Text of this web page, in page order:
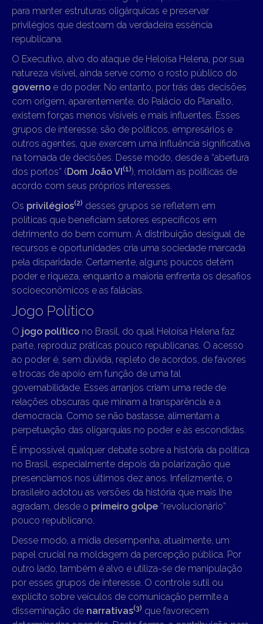
para manter estruturas oligárquicas e preservar
privilégios que destoam da verdadeira essência
republicana.
O Executivo, alvo do ataque de Heloísa Helena, por sua
natureza visível, ainda serve como o rosto público do
governo e do poder. No entanto, por trás das decisões
com origem, aparentemente, do Palácio do Planalto,
existem forças menos visíveis e mais influentes. Esses
grupos de interesse, são de políticos, empresários e
outros agentes, que exercem uma influência significativa
na tomada de decisões. Desse modo, desde a “abertura
dos portos” (Dom João VI(1)), moldam as políticas de
acordo com seus próprios interesses.
Os privilégios(2) desses grupos se refletem em
políticas que beneficiam setores específicos em
detrimento do bem comum. A distribuição desigual de
recursos e oportunidades cria uma sociedade marcada
pela disparidade. Certamente, alguns poucos detêm
poder e riqueza, enquanto a maioria enfrenta os desafios
socioeconômicos e as falácias.
Jogo Político
O jogo político no Brasil, do qual Heloísa Helena faz
parte, reproduz práticas pouco republicanas. O acesso
ao poder é, sem dúvida, repleto de acordos, de favores
e trocas de apoio em função de uma tal
governabilidade. Esses arranjos criam uma rede de
relações obscuras que minam a transparência e a
democracia. Como se não bastasse, alimentam a
perpetuação das oligarquias no poder e às escondidas.
É impossível qualquer debate sobre a história da política
no Brasil, especialmente depois da polarização que
presenciamos nos últimos dez anos. Infelizmente, o
brasileiro adotou as versões da história que mais lhe
agradam, desde o primeiro golpe “revolucionário”
pouco republicano.
Desse modo, a mídia desempenha, atualmente, um
papel crucial na moldagem da percepção pública. Por
outro lado, também é alvo e utiliza-se de manipulação
por esses grupos de interesse. O controle sutil ou
explícito sobre veículos de comunicação permite a
disseminação de narrativas(3) que favorecem